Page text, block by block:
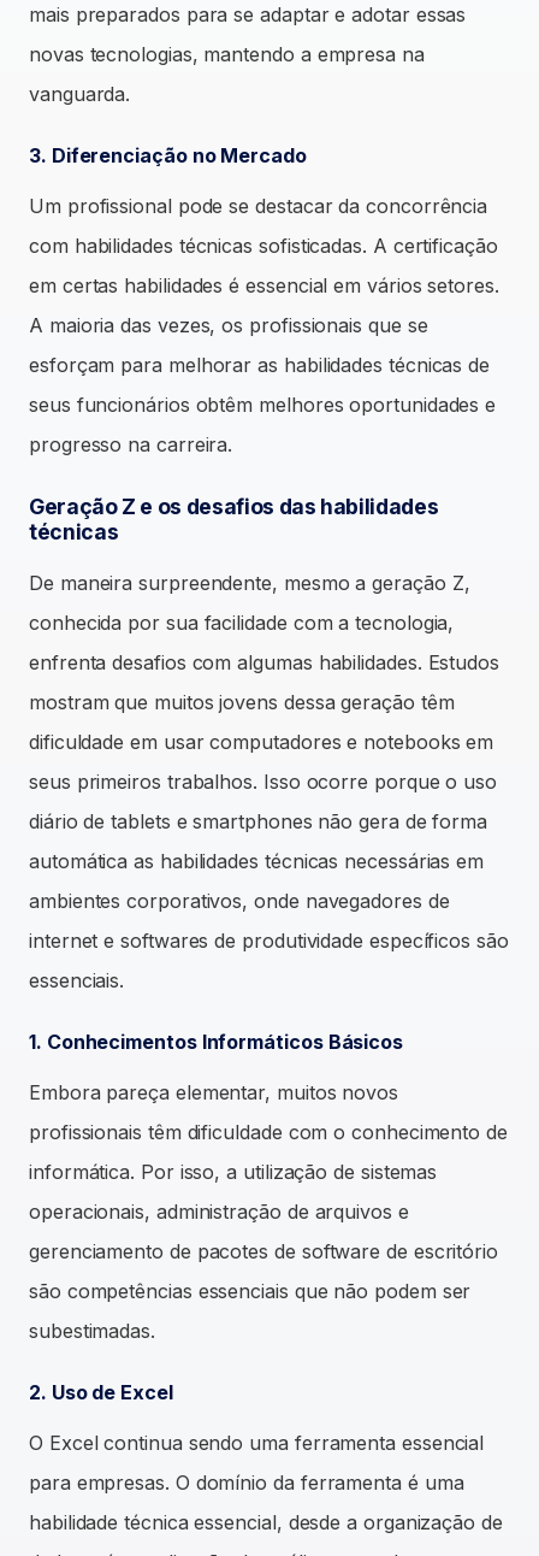
mais preparados para se adaptar e adotar essas
novas tecnologias, mantendo a empresa na
vanguarda.
3. Diferenciação no Mercado
Um profissional pode se destacar da concorrência
com habilidades técnicas sofisticadas. A certificação
em certas habilidades é essencial em vários setores.
A maioria das vezes, os profissionais que se
esforçam para melhorar as habilidades técnicas de
seus funcionários obtêm melhores oportunidades e
progresso na carreira.
Geração Z e os desafios das habilidades
técnicas
De maneira surpreendente, mesmo a geração Z,
conhecida por sua facilidade com a tecnologia,
enfrenta desafios com algumas habilidades. Estudos
mostram que muitos jovens dessa geração têm
dificuldade em usar computadores e notebooks em
seus primeiros trabalhos. Isso ocorre porque o uso
diário de tablets e smartphones não gera de forma
automática as habilidades técnicas necessárias em
ambientes corporativos, onde navegadores de
internet e softwares de produtividade específicos são
essenciais.
1. Conhecimentos Informáticos Básicos
Embora pareça elementar, muitos novos
profissionais têm dificuldade com o conhecimento de
informática. Por isso, a utilização de sistemas
operacionais, administração de arquivos e
gerenciamento de pacotes de software de escritório
são competências essenciais que não podem ser
subestimadas.
2. Uso de Excel
O Excel continua sendo uma ferramenta essencial
para empresas. O domínio da ferramenta é uma
habilidade técnica essencial, desde a organização de